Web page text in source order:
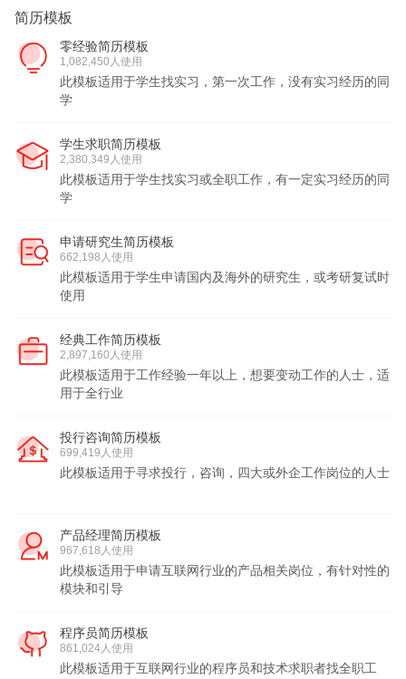
简历模板
零经验简历模板
1,082,450人使用
此模板适用于学生找实习，第一次工作，没有实习经历的同
学
学生求职简历模板
2,380,349人使用
此模板适用于学生找实习或全职工作，有一定实习经历的同
学
申请研究生简历模板
662,198人使用
此模板适用于学生申请国内及海外的研究生，或考研复试时
使用
经典工作简历模板
2,897,160人使用
此模板适用于工作经验一年以上，想要变动工作的人士，适
用于全行业
投行咨询简历模板
699,419人使用
此模板适用于寻求投行，咨询，四大或外企工作岗位的人士
产品经理简历模板
967,618人使用
此模板适用于申请互联网行业的产品相关岗位，有针对性的
模块和引导
程序员简历模板
861,024人使用
此模板适用于互联网行业的程序员和技术求职者找全职工